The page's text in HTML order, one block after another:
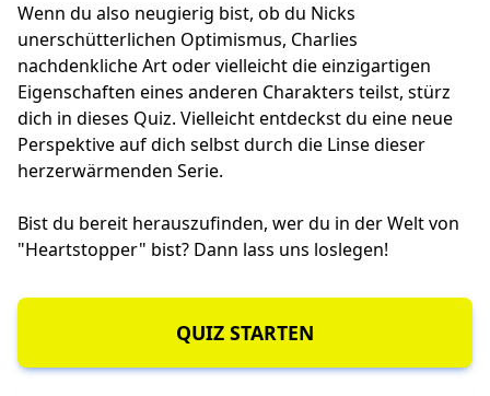
Wenn du also neugierig bist, ob du Nicks
unerschütterlichen Optimismus, Charlies
nachdenkliche Art oder vielleicht die einzigartigen
Eigenschaften eines anderen Charakters teilst, stürz
dich in dieses Quiz. Vielleicht entdeckst du eine neue
Perspektive auf dich selbst durch die Linse dieser
herzerwärmenden Serie.
Bist du bereit herauszufinden, wer du in der Welt von
"Heartstopper" bist? Dann lass uns loslegen!
QUIZ STARTEN